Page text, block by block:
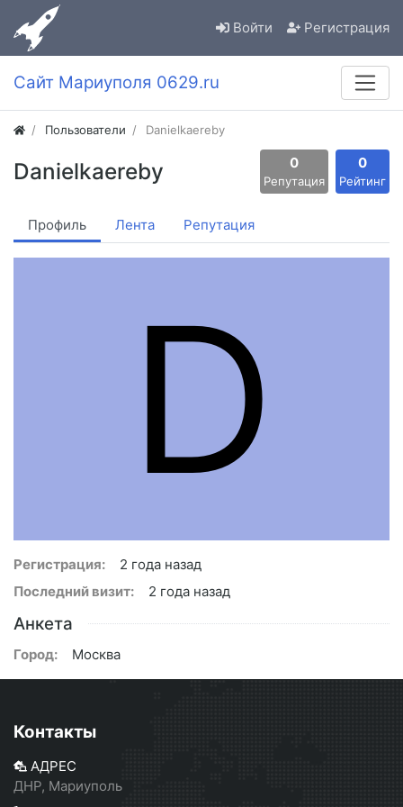
Войти Регистрация
Сайт Мариуполя 0629.ru
Пользователи Danielkaereby
Danielkaereby 0
Репутация
0
Рейтинг
Профиль Лента Репутация
D
Регистрация:
2 года назад
Последний визит:
2 года назад
Анкета
Город: Москва
Контакты
АДРЕС
ДНР, Мариуполь